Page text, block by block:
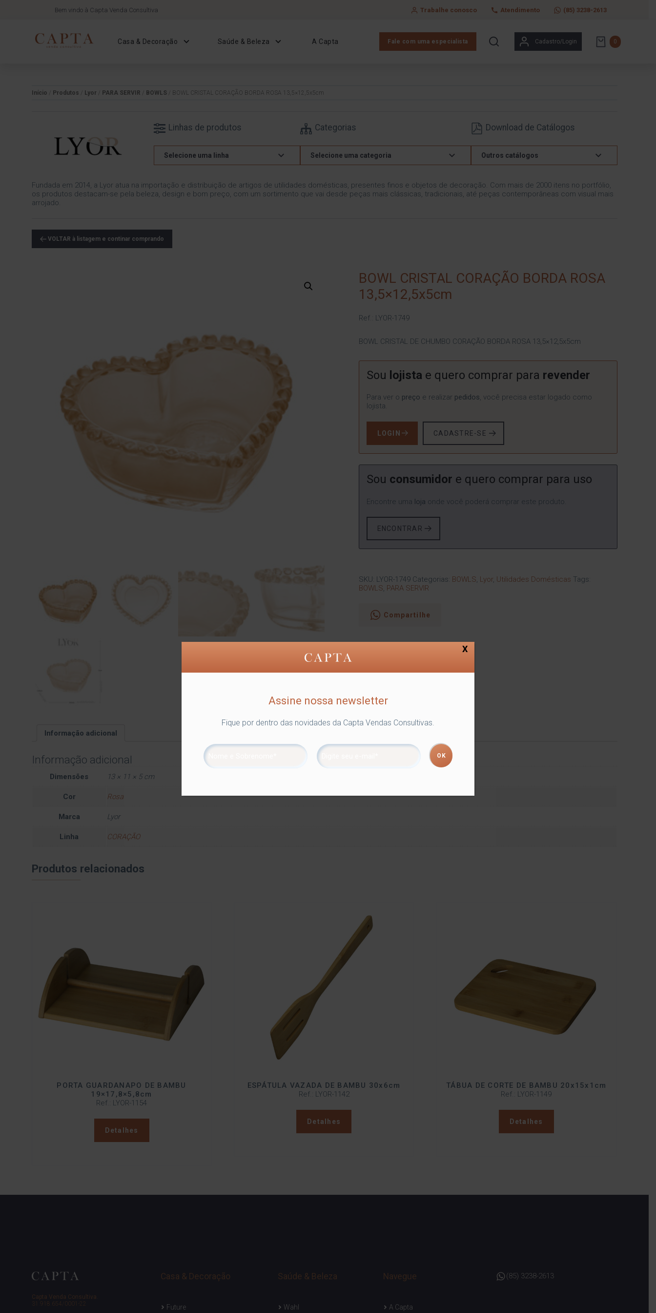
Bem vindo à Capta Venda Consultiva Trabalhe conosco Atendimento (85) 3238-2613
Casa & Decoração Saúde & Beleza A Capta Fale com uma especialista Cadastro/Login 0
Início Produtos Lyor PARA SERVIR BOWLS / BOWL CRISTAL CORAÇÃO BORDA ROSA 13,5×12,5x5cm
Linhas de produtos
Selecione uma linha
Categorias
Selecione uma categoria
Download de Catálogos
Outros catálogos
Fundada em 2014, a Lyor atua na importação e distribuição de artigos de utilidades domésticas, presentes finos e objetos de decoração. Com mais de 2000 itens no portfólio,
os produtos destacam-se pela beleza, design e bom preço, com um sortimento que vai desde peças mais clássicas, tradicionais, até peças contemporâneas com visual mais
arrojado.
VOLTAR à listagem e continar comprando
BOWL CRISTAL CORAÇÃO BORDA ROSA
13,5×12,5x5cm
Ref.: LYOR-1749
BOWL CRISTAL DE CHUMBO CORAÇÃO BORDA ROSA 13,5×12,5x5cm
Sou lojista e quero comprar para revender
Para ver o preço e realizar pedidos, você precisa estar logado como
lojista.
LOGIN CADASTRE-SE
Sou consumidor e quero comprar para uso
Encontre uma loja onde você poderá comprar este produto.
ENCONTRAR
SKU: LYOR-1749 Categorias: BOWLS Lyor, Utilidades Domésticas Tags:
BOWLS PARA SERVIR
Compartilhe
Informação adicional
Informação adicional
Dimensões 13 × 11 × 5 cm
Cor Rosa
Marca Lyor
Linha CORAÇÃO
Produtos relacionados
PORTA GUARDANAPO DE BAMBU
19×17,8×5,8cm
Ref.: LYOR-1154
Detalhes
ESPÁTULA VAZADA DE BAMBU 30x6cm
Ref.: LYOR-1142
Detalhes
TÁBUA DE CORTE DE BAMBU 20x15x1cm
Ref.: LYOR-1149
Detalhes
Capta Venda Consultiva.
31.918.654/0001-22
Casa & Decoração
Future
Saúde & Beleza
Wahl
Navegue
A Capta
(85) 3238-2613
Assine nossa newsletter
Fique por dentro das novidades da Capta Vendas Consultivas.
X